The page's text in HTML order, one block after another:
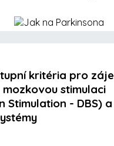
kritéria pro
stimulaci
Stimulation - DBS)